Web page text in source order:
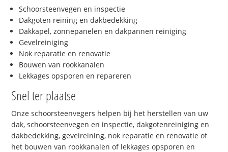
Schoorsteenvegen en inspectie
Dakgoten reining en dakbedekking
Dakkapel, zonnepanelen en dakpannen reiniging
Gevelreiniging
Nok reparatie en renovatie
Bouwen van rookkanalen
Lekkages opsporen en repareren
Snel ter plaatse
Onze schoorsteenvegers helpen bij het herstellen van uw
dak, schoorsteenvegen en inspectie, dakgotenreiniging en
dakbedekking, gevelreining, nok reparatie en renovatie of
het bouwen van rookkanalen of lekkages opsporen en